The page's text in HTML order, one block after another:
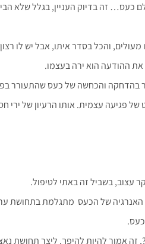
כעס… זה בדיוק העניין, בגלל שלא
והכל בסדר איתו, אבל יש לו
ההודעה הוא ירה בעצמו.
בהדחקה והכחשה של כעס שהתעורר
פגיעה עצמית. אותו הרעיון של ירי
עצוב, בשביל זה באתי לטיפול.
האנרגיה של הכעס מתגלמת בתחושת
זה אמור להיות להיפך, ליצר תחושת